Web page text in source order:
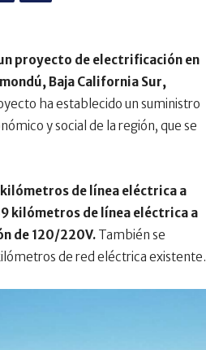
proyecto de electrificación en
Baja California Sur,
ha establecido un suministro
y social de la región, que se
de línea eléctrica a
kilómetros de línea eléctrica a
de 120/220V. También se
de red eléctrica existente.